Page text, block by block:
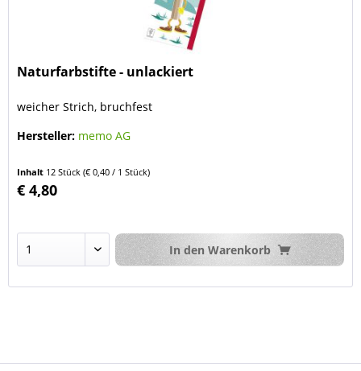
Naturfarbstifte - unlackiert
weicher Strich, bruchfest
Hersteller: memo AG
Inhalt 12 Stück(€ 0,40 / 1 Stück)
€ 4,80
In den Warenkorb